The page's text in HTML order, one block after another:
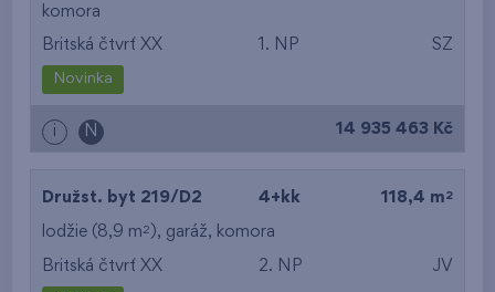
komora
Britská čtvrť XX 1. NP SZ
Novinka
i N 14 935 463 Kč
Družst. byt 219/D2 4+kk 118,4 m 2
lodžie (8,9 m2 ), garáž, komora
Britská čtvrť XX 2. NP JV